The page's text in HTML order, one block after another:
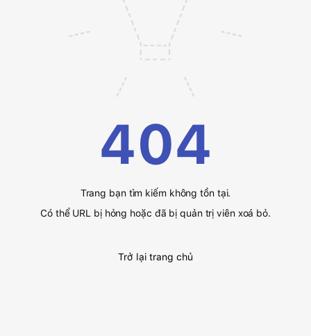
404
Trang bạn tìm kiếm không tồn tại.
Có thể URL bị hỏng hoặc đã bị quản trị viên xoá bỏ.
Trở lại trang chủ